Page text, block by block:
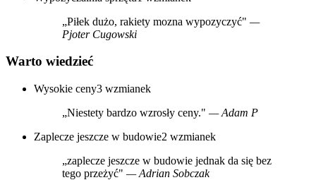
„Piłek dużo, rakiety mozna wypozyczyć" —
Pjoter Cugowski
Warto wiedzieć
Wysokie ceny3 wzmianek
„Niestety bardzo wzrosły ceny." — Adam P
Zaplecze jeszcze w budowie2 wzmianek
„zaplecze jeszcze w budowie jednak da się bez
tego przeżyć" — Adrian Sobczak